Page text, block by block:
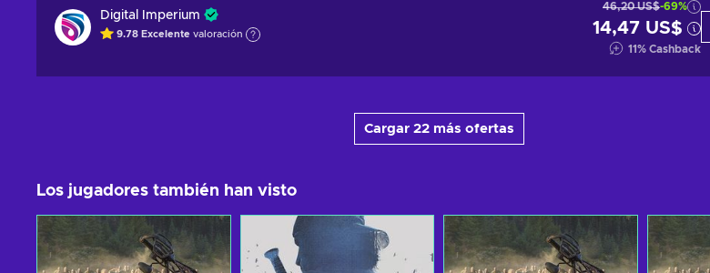
Digital Imperium
9.78 Excelente valoración
46,20 US$-69%
14,47 US$
11% Cashback
Cargar 22 más ofertas
Los jugadores también han visto